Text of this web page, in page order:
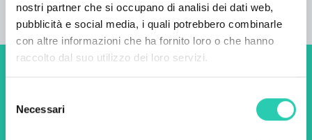
nostri partner che si occupano di analisi dei dati web,
pubblicità e social media, i quali potrebbero combinarle
con altre informazioni che ha fornito loro o che hanno
raccolto dal suo utilizzo dei loro servizi.
delNecessari
Non perderti i prossimi
eventi! Iscriviti alla